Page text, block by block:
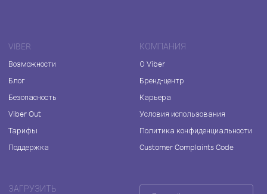
VIBER
Возможности
Блог
Безопасность
Viber Out
Тарифы
Поддержка
КОМПАНИЯ
О Viber
Бренд-центр
Карьера
Условия использования
Политика конфиденциальности
Customer Complaints Code
ЗАГРУЗИТЬ